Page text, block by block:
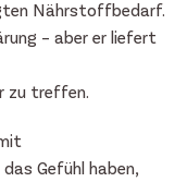
Nährstoffbedarf.
– aber er liefert
zu treffen.
Gefühl haben,